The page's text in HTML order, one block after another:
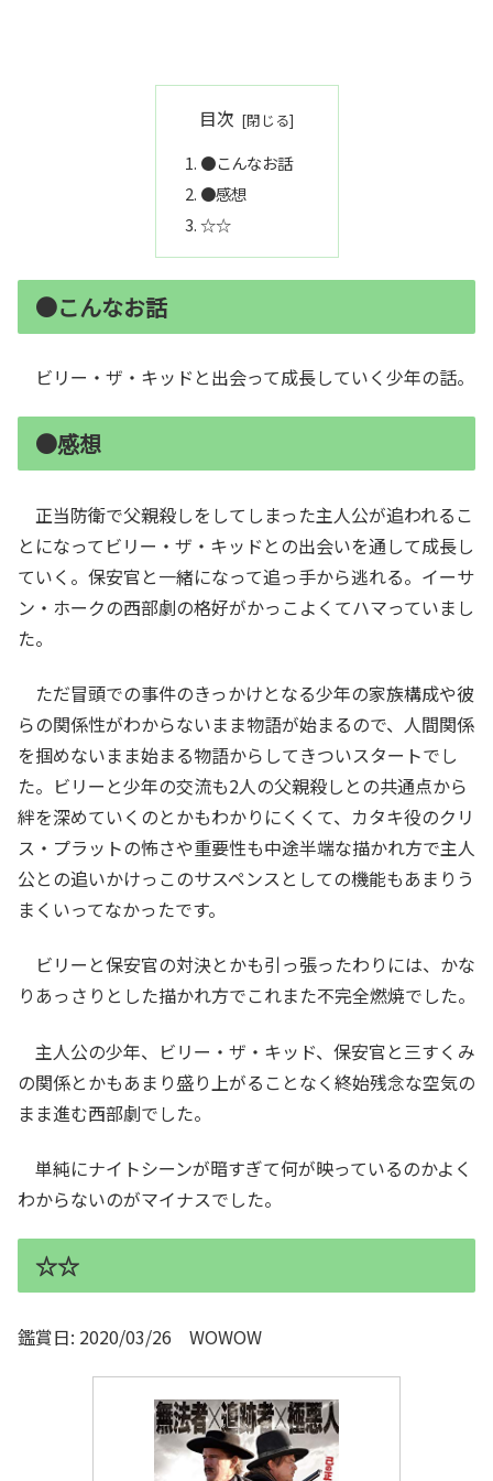
目次
●こんなお話
●感想
☆☆
●こんなお話
ビリー・ザ・キッドと出会って成長していく少年の話。
●感想
正当防衛で父親殺しをしてしまった主人公が追われるこ
とになってビリー・ザ・キッドとの出会いを通して成長し
ていく。保安官と一緒になって追っ手から逃れる。イーサ
ン・ホークの西部劇の格好がかっこよくてハマっていまし
た。
ただ冒頭での事件のきっかけとなる少年の家族構成や彼
らの関係性がわからないまま物語が始まるので、人間関係
を掴めないまま始まる物語からしてきついスタートでし
た。ビリーと少年の交流も2人の父親殺しとの共通点から
絆を深めていくのとかもわかりにくくて、カタキ役のクリ
ス・プラットの怖さや重要性も中途半端な描かれ方で主人
公との追いかけっこのサスペンスとしての機能もあまりう
まくいってなかったです。
ビリーと保安官の対決とかも引っ張ったわりには、かな
りあっさりとした描かれ方でこれまた不完全燃焼でした。
主人公の少年、ビリー・ザ・キッド、保安官と三すくみ
の関係とかもあまり盛り上がることなく終始残念な空気の
まま進む西部劇でした。
単純にナイトシーンが暗すぎて何が映っているのかよく
わからないのがマイナスでした。
☆☆
鑑賞日: 2020/03/26 WOWOW